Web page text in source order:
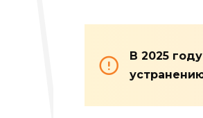
В 2025